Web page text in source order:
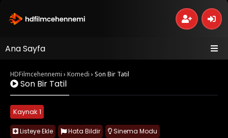
Ana Sayfa
HDFilmcehennemi › Komedi › Son Bir Tatil
Son Bir Tatil
Kaynak 1
Listeye Ekle Hata Bildir Sinema Modu